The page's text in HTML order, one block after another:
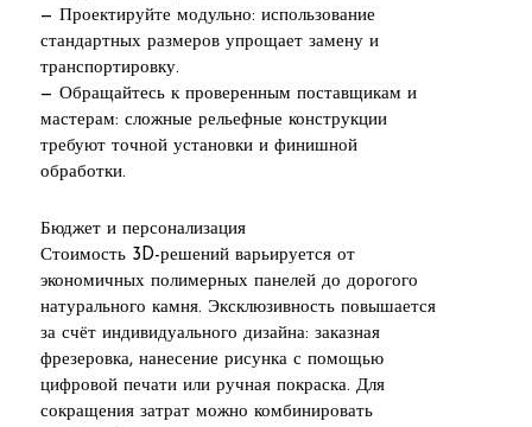
— Проектируйте модульно: использование
стандартных размеров упрощает замену и
транспортировку.
— Обращайтесь к проверенным поставщикам и
мастерам: сложные рельефные конструкции
требуют точной установки и финишной
обработки.
Бюджет и персонализация
Стоимость 3D-решений варьируется от
экономичных полимерных панелей до дорогого
натурального камня. Эксклюзивность повышается
за счёт индивидуального дизайна: заказная
фрезеровка, нанесение рисунка с помощью
цифровой печати или ручная покраска. Для
сокращения затрат можно комбинировать